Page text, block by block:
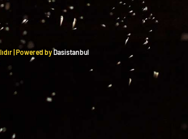
| Powered byDasistanbul